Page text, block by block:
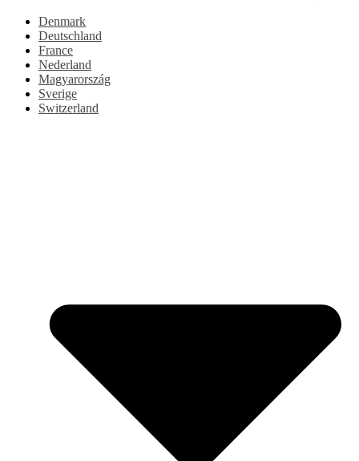
Denmark
Deutschland
France
Nederland
Magyarország
Sverige
Switzerland